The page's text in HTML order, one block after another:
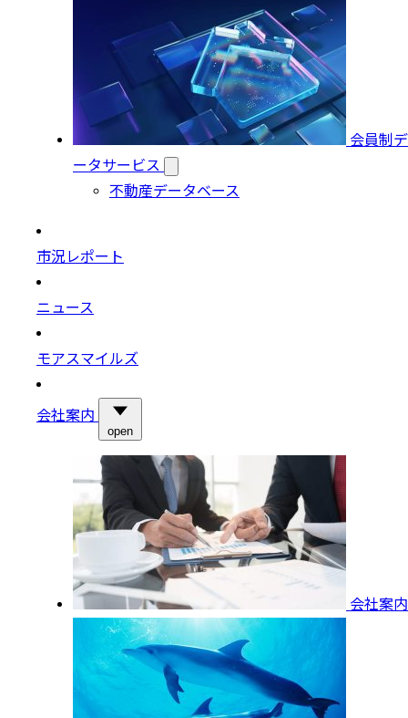
会員制デ
ータサービス
不動産データベース
市況レポート
ニュース
モアスマイルズ
会社案内
open
会社案内